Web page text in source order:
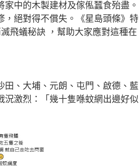
中的木製建材及傢俬蠶食殆盡。
，絕對得不償失。《星島頭條》特
飛蟻秘訣 ，幫助大家應對這種在
、大埔、元朗、屯門、啟德、藍
況激烈：「幾十隻喺蚊網出邊好似